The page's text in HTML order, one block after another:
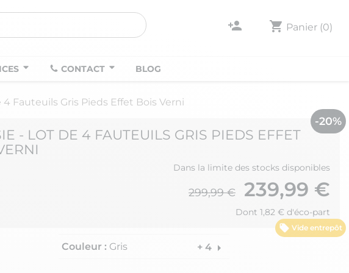
person_add shopping_cart Panier (0)
CONTACT BLOG
4 Fauteuils Gris Pieds Effet Bois Verni
Vide entrepôt
-20%
- LOT DE 4 FAUTEUILS GRIS PIEDS EFFET
Dans la limite des stocks disponibles
299,99 € 239,99 €
Dont 1,82 € d'éco-part
Couleur : Gris + 4 arrow_right